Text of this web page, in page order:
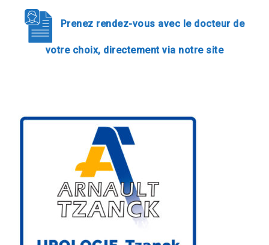
Prenez rendez-vous avec le docteur de
votre choix, directement via notre site